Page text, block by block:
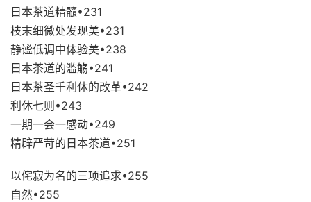
日本茶道精髓•231
枝末细微处发现美•231
静谧低调中体验美•238
日本茶道的滥觞•241
日本茶圣千利休的改革•242
利休七则•243
一期一会一感动•249
精辟严苛的日本茶道•251
以侘寂为名的三项追求•255
自然•255